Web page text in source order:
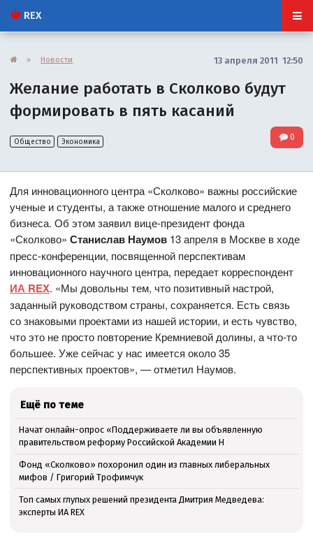
REX
» Новости 13 апреля 2011 12:50
Желание работать в Сколково будут
формировать в пять касаний
Общество Экономика 0
Для инновационного центра «Сколково» важны российские
ученые и студенты, а также отношение малого и среднего
бизнеса. Об этом заявил вице-президент фонда
«Сколково»Станислав Наумов 13 апреля в Москве в ходе
пресс-конференции, посвященной перспективам
инновационного научного центра, передает корреспондент
ИА REX. «Мы довольны тем, что позитивный настрой,
заданный руководством страны, сохраняется. Есть связь
со знаковыми проектами из нашей истории, и есть чувство,
что это не просто повторение Кремниевой долины, а что-то
большее. Уже сейчас у нас имеется около 35
перспективных проектов», — отметил Наумов.
Ещё по теме
Начат онлайн-опрос «Поддерживаете ли вы объявленную
правительством реформу Российской Академии Н
Фонд «Сколково» похоронил один из главных либеральных
мифов / Григорий Трофимчук
Топ самых глупых решений президента Дмитрия Медведева:
эксперты ИА REX